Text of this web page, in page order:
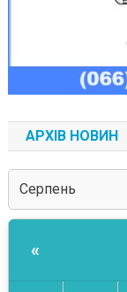
АРХІВ НОВИН
«